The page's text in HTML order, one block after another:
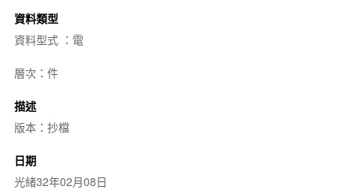
資料類型
資料型式 ：電
層次：件
描述
版本：抄檔
日期
光緒32年02月08日